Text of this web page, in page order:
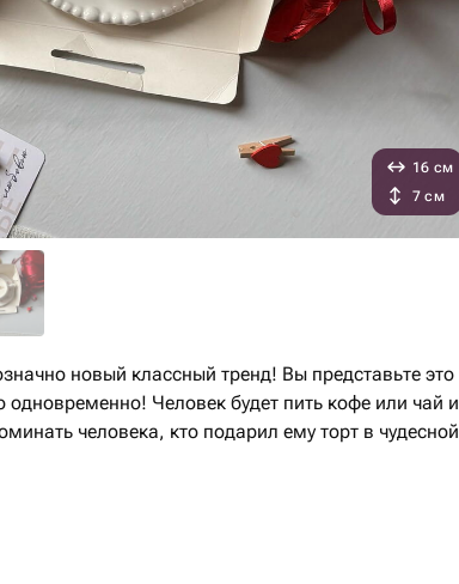
16 см
7 см
новый классный тренд! Вы представьте это
будет пить кофе или чай из
человека, кто подарил ему торт в чудесной